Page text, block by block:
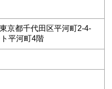
都千代田区平河町2-4-
平河町4階